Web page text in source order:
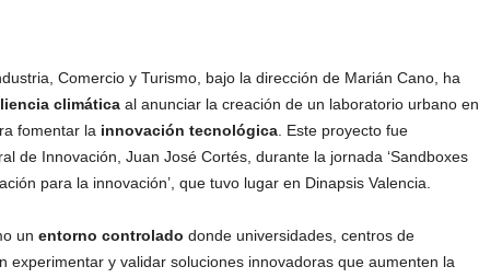
Comercio y Turismo, bajo la dirección de Marián Cano, ha
climáticaal anunciar la creación de un laboratorio urbano en
fomentar la innovación tecnológica. Este proyecto fue
de Innovación, Juan José Cortés, durante la jornada ‘Sandboxes
para la innovación’, que tuvo lugar en Dinapsis Valencia.
un entorno controlado donde universidades, centros de
experimentar y validar soluciones innovadoras que aumenten la